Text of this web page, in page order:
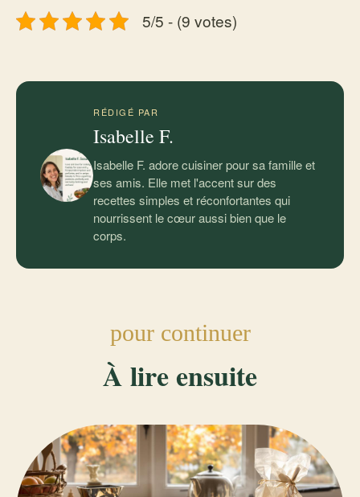
5/5 - (9 votes)
RÉDIGÉ PAR
Isabelle F.
Isabelle F. adore cuisiner pour sa famille et
ses amis. Elle met l'accent sur des
recettes simples et réconfortantes qui
nourrissent le cœur aussi bien que le
corps.
pour continuer
À lire ensuite